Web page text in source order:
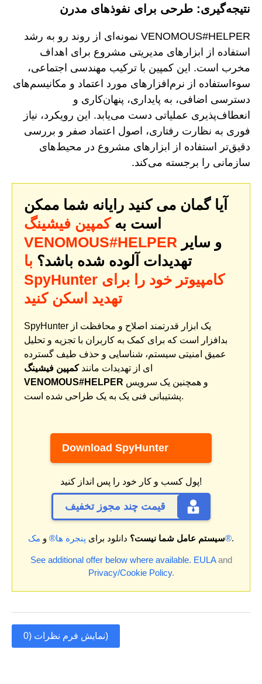
نتیجه‌گیری: طرحی برای نفوذهای مدرن
VENOMOUS#HELPER نمونه‌ای از روند رو به رشد
استفاده از ابزارهای مدیریتی مشروع برای اهداف
مخرب است. این کمپین با ترکیب مهندسی اجتماعی،
سوءاستفاده از نرم‌افزارهای مورد اعتماد و مکانیسم‌های
دسترسی اضافی، به پایداری، پنهان‌کاری و
انعطاف‌پذیری عملیاتی دست می‌یابد. این رویکرد، نیاز
فوری به نظارت رفتاری، اصول اعتماد صفر و بررسی
دقیق‌تر استفاده از ابزارهای مشروع در محیط‌های
سازمانی را برجسته می‌کند.
آیا گمان می کنید رایانه شما ممکن
است بهکمپین فیشینگ
VENOMOUS#HELPER
تهدیدات آلوده شده باشد؟ با
SpyHunter کامپیوتر خود را برای
تهدید اسکن کنید
SpyHunter یک ابزار قدرتمند اصلاح و محافظت از
بدافزار است که برای کمک به کاربران با تجزیه و تحلیل
عمیق امنیتی سیستم، شناسایی و حذف طیف گسترده
ای از تهدیدات مانندکمپین فیشینگ
VENOMOUS#HELPER
پشتیبانی فنی یک به یک طراحی شده است.
Download SpyHunter
پول کسب و کار خود را پس انداز کنید!
قیمت چند مجوز تخفیف
سیستم عامل شما نیست؟ دانلود برای پنجره ها® و مک®.
See additional offer below where available. EULAand
Privacy/Cookie Policy.
نمایش فرم نظرات (0)